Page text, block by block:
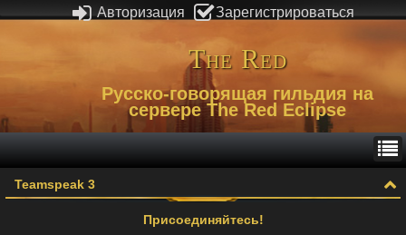
Авторизация Зарегистрироваться
The Red
Русско-говорящая гильдия на
сервере The Red Eclipse
Teamspeak 3
Присоединяйтесь!